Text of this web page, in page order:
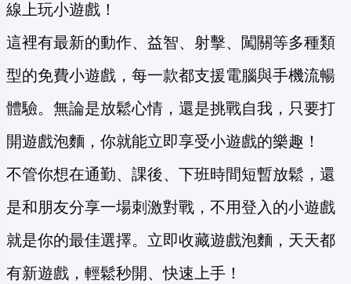
線上玩小遊戲！
這裡有最新的動作、益智、射擊、闖關等多種類
型的免費小遊戲，每一款都支援電腦與手機流暢
體驗。無論是放鬆心情，還是挑戰自我，只要打
開遊戲泡麵，你就能立即享受小遊戲的樂趣！
不管你想在通勤、課後、下班時間短暫放鬆，還
是和朋友分享一場刺激對戰，不用登入的小遊戲
就是你的最佳選擇。立即收藏遊戲泡麵，天天都
有新遊戲，輕鬆秒開、快速上手！